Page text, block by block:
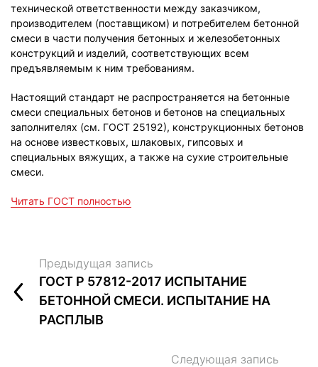
технической ответственности между заказчиком,
производителем (поставщиком) и потребителем бетонной
смеси в части получения бетонных и железобетонных
конструкций и изделий, соответствующих всем
предъявляемым к ним требованиям.
Настоящий стандарт не распространяется на бетонные
смеси специальных бетонов и бетонов на специальных
заполнителях (см. ГОСТ 25192), конструкционных бетонов
на основе известковых, шлаковых, гипсовых и
специальных вяжущих, а также на сухие строительные
смеси.
Читать ГОСТ полностью
Предыдущая запись
ГОСТ Р 57812-2017 ИСПЫТАНИЕ
БЕТОННОЙ СМЕСИ. ИСПЫТАНИЕ НА
РАСПЛЫВ
Следующая запись